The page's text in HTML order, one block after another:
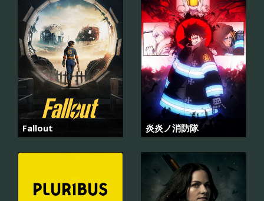
Fallout 炎炎ノ消防隊